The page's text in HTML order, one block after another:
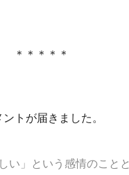
＊＊＊＊＊
トが届きました。
い」という感情のこと